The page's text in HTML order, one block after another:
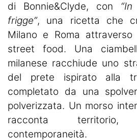
di Bonnie&Clyde, con
frigge”, una ricetta che
Milano e Roma
street food. Una
milanese racchiude uno
del prete ispirato alla
completato da una
polverizzata. Un morso
racconta
contemporaneità.